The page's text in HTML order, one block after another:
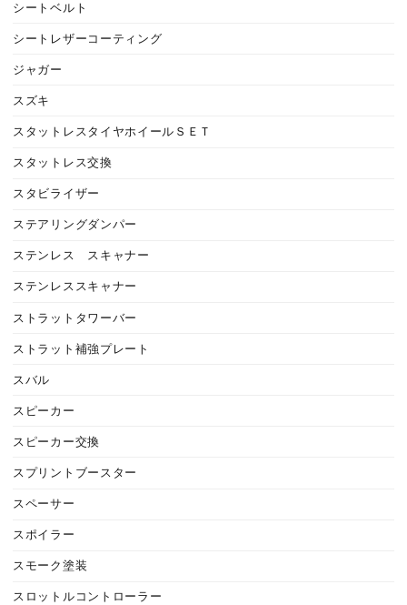
シートベルト
シートレザーコーティング
ジャガー
スズキ
スタットレスタイヤホイールＳＥＴ
スタットレス交換
スタビライザー
ステアリングダンパー
ステンレス スキャナー
ステンレススキャナー
ストラットタワーバー
ストラット補強プレート
スバル
スピーカー
スピーカー交換
スプリントブースター
スペーサー
スポイラー
スモーク塗装
スロットルコントローラー